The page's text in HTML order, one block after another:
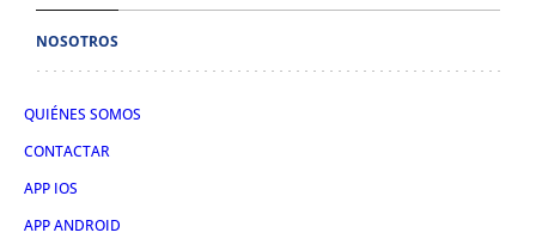
NOSOTROS
QUIÉNES SOMOS
CONTACTAR
APP IOS
APP ANDROID